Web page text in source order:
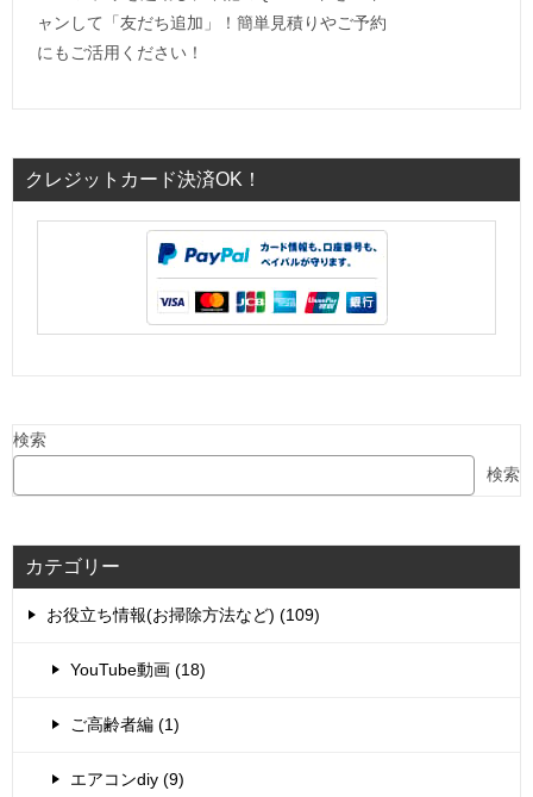
ャンして「友だち追加」！簡単見積りやご予約
にもご活用ください！
クレジットカード決済OK！
検索
検索
カテゴリー
お役立ち情報(お掃除方法など) (109)
YouTube動画 (18)
ご高齢者編 (1)
エアコンdiy (9)